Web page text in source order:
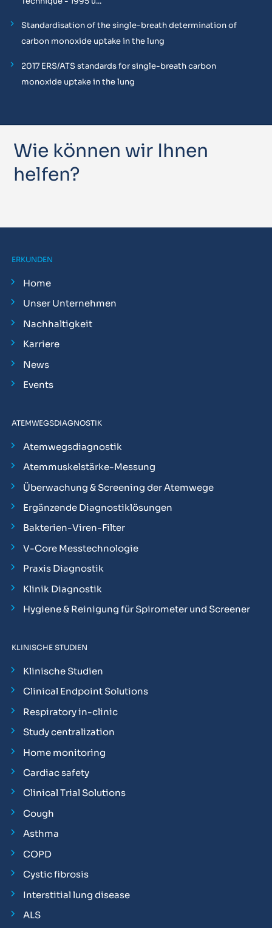
Standardisation of the single-breath determination of
carbon monoxide uptake in the lung
2017 ERS/ATS standards for single-breath carbon
monoxide uptake in the lung
Wie können wir Ihnen
helfen?
ERKUNDEN
Home
Unser Unternehmen
Nachhaltigkeit
Karriere
News
Events
ATEMWEGSDIAGNOSTIK
Atemwegsdiagnostik
Atemmuskelstärke-Messung
Überwachung & Screening der Atemwege
Ergänzende Diagnostiklösungen
Bakterien-Viren-Filter
V-Core Messtechnologie
Praxis Diagnostik
Klinik Diagnostik
Hygiene & Reinigung für Spirometer und Screener
KLINISCHE STUDIEN
Klinische Studien
Clinical Endpoint Solutions
Respiratory in-clinic
Study centralization
Home monitoring
Cardiac safety
Clinical Trial Solutions
Cough
Asthma
COPD
Cystic fibrosis
Interstitial lung disease
ALS